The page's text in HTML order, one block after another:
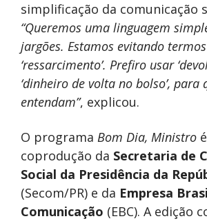
simplificação da comunicação
“Queremos uma linguagem
jargões. Estamos evitando
‘ressarcimento’. Prefiro usar
‘dinheiro de volta no bolso’, para
entendam”, explicou.
O programa Bom Dia, Ministro
coprodução da Secretaria de
Social da Presidência da
(Secom/PR) e da Empresa
Comunicação (EBC). A edição